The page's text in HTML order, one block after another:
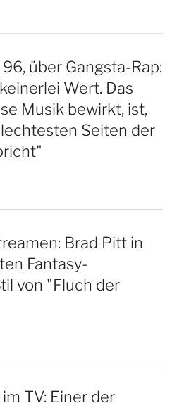
über Gangsta-Rap:
Wert. Das
Musik bewirkt, ist,
Seiten der
Brad Pitt in
Fantasy-
von "Fluch der
TV: Einer der